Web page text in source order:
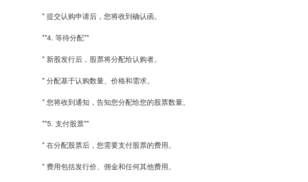
* 提交认购申请后，您将收到确认函。
**4. 等待分配**
* 新股发行后，股票将分配给认购者。
* 分配基于认购数量、价格和需求。
* 您将收到通知，告知您分配给您的股票数量。
**5. 支付股票**
* 在分配股票后，您需要支付股票的费用。
* 费用包括发行价、佣金和任何其他费用。